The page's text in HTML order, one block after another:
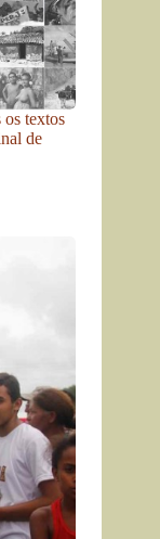
textos
de